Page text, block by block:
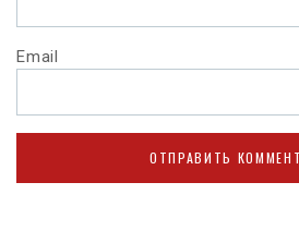
Email